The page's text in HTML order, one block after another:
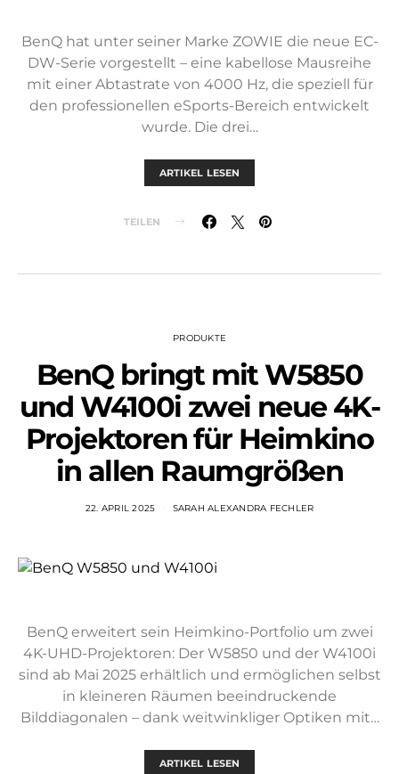
BenQ hat unter seiner Marke ZOWIE die neue EC-
DW-Serie vorgestellt – eine kabellose Mausreihe
mit einer Abtastrate von 4000 Hz, die speziell für
den professionellen eSports-Bereich entwickelt
wurde. Die drei…
ARTIKEL LESEN
TEILEN
PRODUKTE
BenQ bringt mit W5850
und W4100i zwei neue 4K-
Projektoren für Heimkino
in allen Raumgrößen
22. APRIL 2025 SARAH ALEXANDRA FECHLER
BenQ erweitert sein Heimkino-Portfolio um zwei
4K-UHD-Projektoren: Der W5850 und der W4100i
sind ab Mai 2025 erhältlich und ermöglichen selbst
in kleineren Räumen beeindruckende
Bilddiagonalen – dank weitwinkliger Optiken mit…
ARTIKEL LESEN